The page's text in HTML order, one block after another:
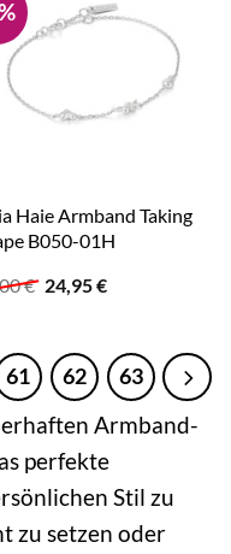
Haie Armband Taking
B050-01H
€ Ursprünglicher
24,95€Aktueller
61 62 63
Armband-
perfekte
Stil zu
zu setzen oder